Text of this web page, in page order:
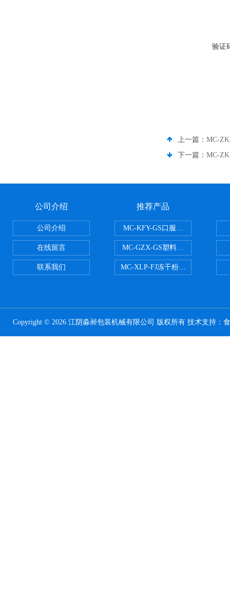
验证
上一篇： MC-
下一篇： MC-
公司介绍
公司介绍
在线留言
联系我们
推荐产品
MC-KFY-GS口服液灌装线
MC-GZX-GS塑料瓶高速跟踪式灌
MC-XLP-FJ冻干粉西林瓶灌装机
Copyright © 2026 江阴淼昶包装机械有限公司 版权所有 技术支持：